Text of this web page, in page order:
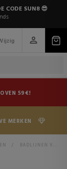
CODE SUN8 😎
59€!
MERKEN
> BADLIJNEN VOOR DAMES